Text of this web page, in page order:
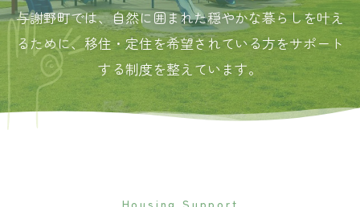
与謝野町では、自然に囲まれた穏やかな暮らしを叶え
るために、移住・定住を希望されている方をサポート
する制度を整えています。
Housing Support